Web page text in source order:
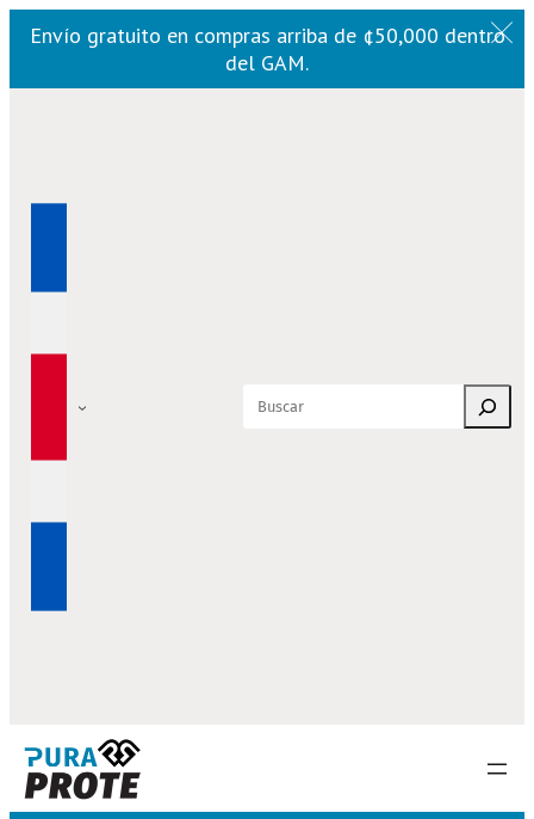
Envío gratuito en compras arriba de ¢50,000 dentro
del GAM.
Buscar